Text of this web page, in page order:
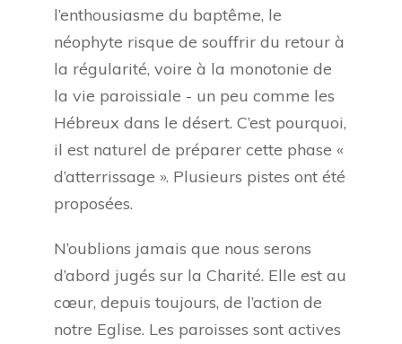
l’enthousiasme du baptême, le
néophyte risque de souffrir du retour à
la régularité, voire à la monotonie de
la vie paroissiale - un peu comme les
Hébreux dans le désert. C’est pourquoi,
il est naturel de préparer cette phase «
d’atterrissage ». Plusieurs pistes ont été
proposées.
N’oublions jamais que nous serons
d’abord jugés sur la Charité. Elle est au
cœur, depuis toujours, de l’action de
notre Eglise. Les paroisses sont actives